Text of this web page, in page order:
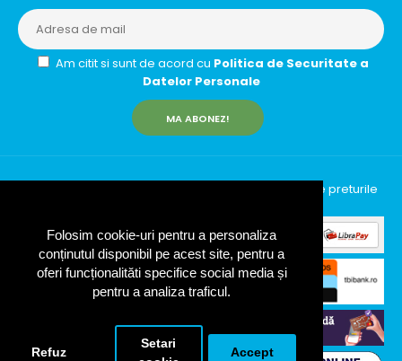
Folosim cookie-uri pentru a personaliza
conținutul disponibil pe acest site, pentru a
oferi funcționalităti specifice social media și
pentru a analiza traficul.
Refuz
Setari
Accept
Am citit si sunt de acord cu Politica de Securitate a
Datelor Personale
MA ABONEZ!
InfinityRun © 2026 Toate drepturile rezervate | Toate preturile